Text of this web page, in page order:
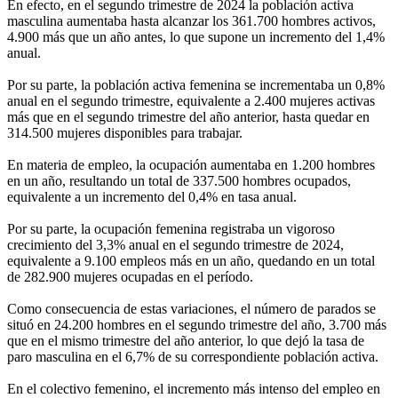
En efecto, en el segundo trimestre de 2024 la población activa
masculina aumentaba hasta alcanzar los 361.700 hombres activos,
4.900 más que un año antes, lo que supone un incremento del 1,4%
anual.
Por su parte, la población activa femenina se incrementaba un 0,8%
anual en el segundo trimestre, equivalente a 2.400 mujeres activas
más que en el segundo trimestre del año anterior, hasta quedar en
314.500 mujeres disponibles para trabajar.
En materia de empleo, la ocupación aumentaba en 1.200 hombres
en un año, resultando un total de 337.500 hombres ocupados,
equivalente a un incremento del 0,4% en tasa anual.
Por su parte, la ocupación femenina registraba un vigoroso
crecimiento del 3,3% anual en el segundo trimestre de 2024,
equivalente a 9.100 empleos más en un año, quedando en un total
de 282.900 mujeres ocupadas en el período.
Como consecuencia de estas variaciones, el número de parados se
situó en 24.200 hombres en el segundo trimestre del año, 3.700 más
que en el mismo trimestre del año anterior, lo que dejó la tasa de
paro masculina en el 6,7% de su correspondiente población activa.
En el colectivo femenino, el incremento más intenso del empleo en